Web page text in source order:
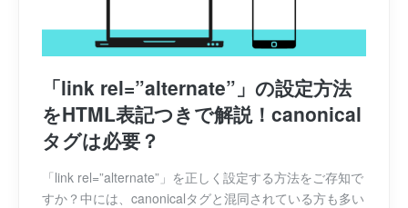
「link rel=”alternate”」の設定方法
をHTML表記つきで解説！canonical
タグは必要？
「link rel=”alternate”」を正しく設定する方法をご存知で
すか？中には、canonicalタグと混同されている方も多い